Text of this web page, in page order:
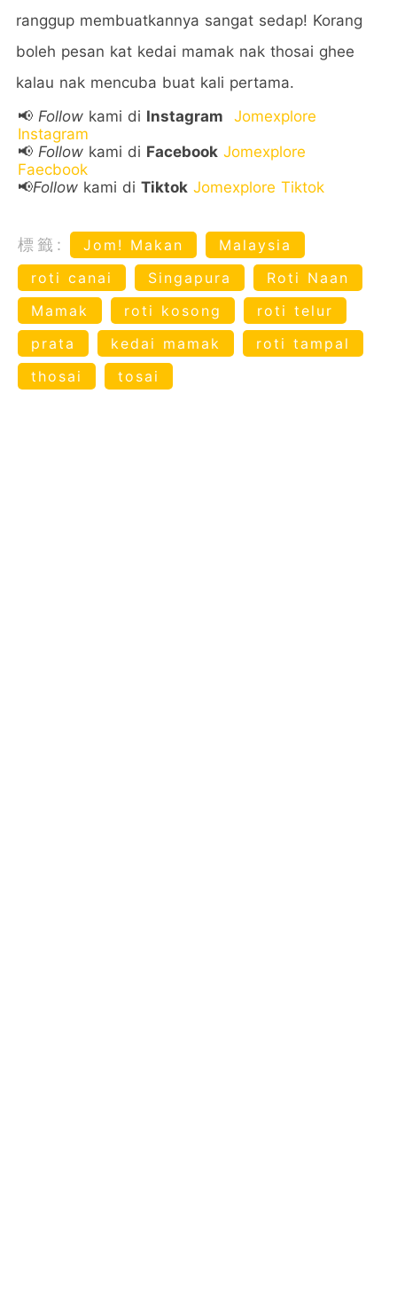
ranggup membuatkannya sangat sedap! Korang
boleh pesan kat kedai mamak nak thosai ghee
kalau nak mencuba buat kali pertama.
📢 Follow kami di Instagram
Jomexplore
Instagram
📢 Follow kami di Facebook Jomexplore
Faecbook
📢Follow kami di Tiktok Jomexplore Tiktok
標籤: Jom! Makan
Malaysia
roti canai
Singapura
Roti Naan
Mamak
roti kosong
roti telur
prata
kedai mamak
roti tampal
thosai
tosai